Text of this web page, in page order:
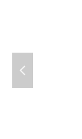
넳